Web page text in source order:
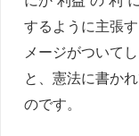
するように主張
メージがついて
と、憲法に書か
のです。